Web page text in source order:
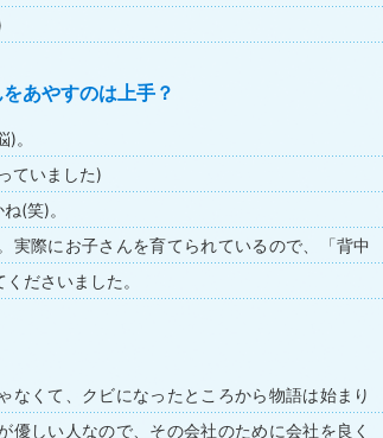
あやすのは上手？
。
ていました)
(笑)。
実際にお子さんを育てられているので、「背中
ださいました。
なくて、クビになったところから物語は始まり
優しい人なので、その会社のために会社を良く